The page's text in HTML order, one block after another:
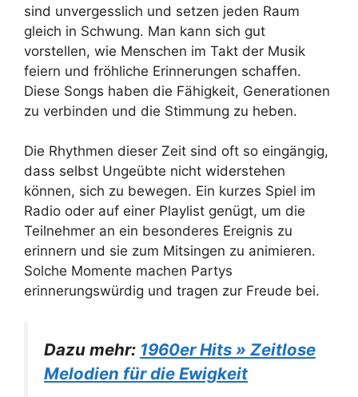
sind unvergesslich und setzen jeden Raum
gleich in Schwung. Man kann sich gut
vorstellen, wie Menschen im Takt der Musik
feiern und fröhliche Erinnerungen schaffen.
Diese Songs haben die Fähigkeit, Generationen
zu verbinden und die Stimmung zu heben.
Die Rhythmen dieser Zeit sind oft so eingängig,
dass selbst Ungeübte nicht widerstehen
können, sich zu bewegen. Ein kurzes Spiel im
Radio oder auf einer Playlist genügt, um die
Teilnehmer an ein besonderes Ereignis zu
erinnern und sie zum Mitsingen zu animieren.
Solche Momente machen Partys
erinnerungswürdig und tragen zur Freude bei.
Dazu mehr: 1960er Hits » Zeitlose
Melodien für die Ewigkeit